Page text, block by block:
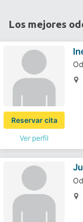
Los mejores
Ver perfil
Reservar cita